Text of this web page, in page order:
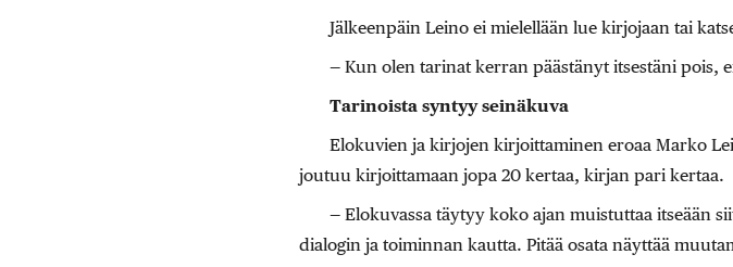
Jälkeenpäin Leino ei mielellään lue kirjojaan tai
— Kun olen tarinat kerran päästänyt itsestäni pois,
Tarinoista syntyy seinäkuva
Elokuvien ja kirjojen kirjoittaminen eroaa Marko
joutuu kirjoittamaan jopa 20 kertaa, kirjan pari kertaa.
— Elokuvassa täytyy koko ajan muistuttaa itseään
dialogin ja toiminnan kautta. Pitää osata näyttää